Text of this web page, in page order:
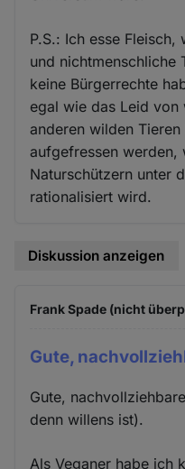
P.S.: Ich esse
und nichtmenschliche
keine Bürgerrechte
egal wie das Leid
anderen wilden
aufgefressen werden,
Naturschützern unter
rationalisiert wird.
Diskussion anzeigen
Frank Spade (nicht
Gute,
Gute,
denn willens ist).
Als Veganer habe ich